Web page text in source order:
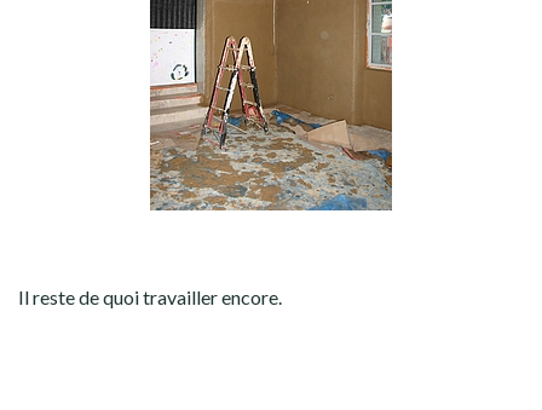
Il reste de quoi travailler encore.